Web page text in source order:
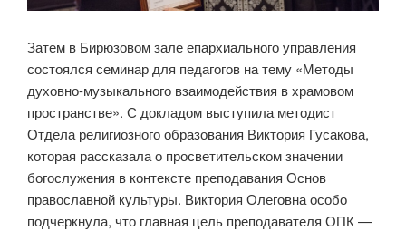
Затем в Бирюзовом зале епархиального управления
состоялся семинар для педагогов на тему «Методы
духовно-музыкального взаимодействия в храмовом
пространстве». С докладом выступила методист
Отдела религиозного образования Виктория Гусакова,
которая рассказала о просветительском значении
богослужения в контексте преподавания Основ
православной культуры. Виктория Олеговна особо
подчеркнула, что главная цель преподавателя ОПК —